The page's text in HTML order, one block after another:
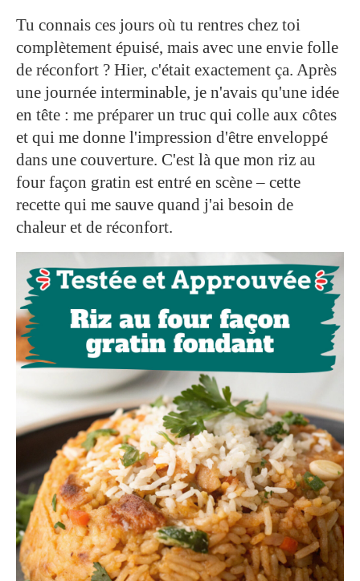
Tu connais ces jours où tu rentres chez toi
complètement épuisé, mais avec une envie folle
de réconfort ? Hier, c'était exactement ça. Après
une journée interminable, je n'avais qu'une idée
en tête : me préparer un truc qui colle aux côtes
et qui me donne l'impression d'être enveloppé
dans une couverture. C'est là que mon riz au
four façon gratin est entré en scène – cette
recette qui me sauve quand j'ai besoin de
chaleur et de réconfort.